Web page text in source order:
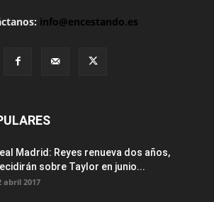
info@encestando.es
Madrid: Reyes renueva dos años,
sobre Taylor en junio...
abril 2017